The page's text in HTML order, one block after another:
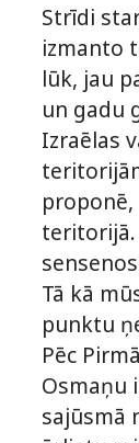
Strīdi
izmanto
lūk, jau
un gadu
Izraēlas
teritorijā.
Tā kā
punktu
Pēc
Osmaņu
sajūsmā